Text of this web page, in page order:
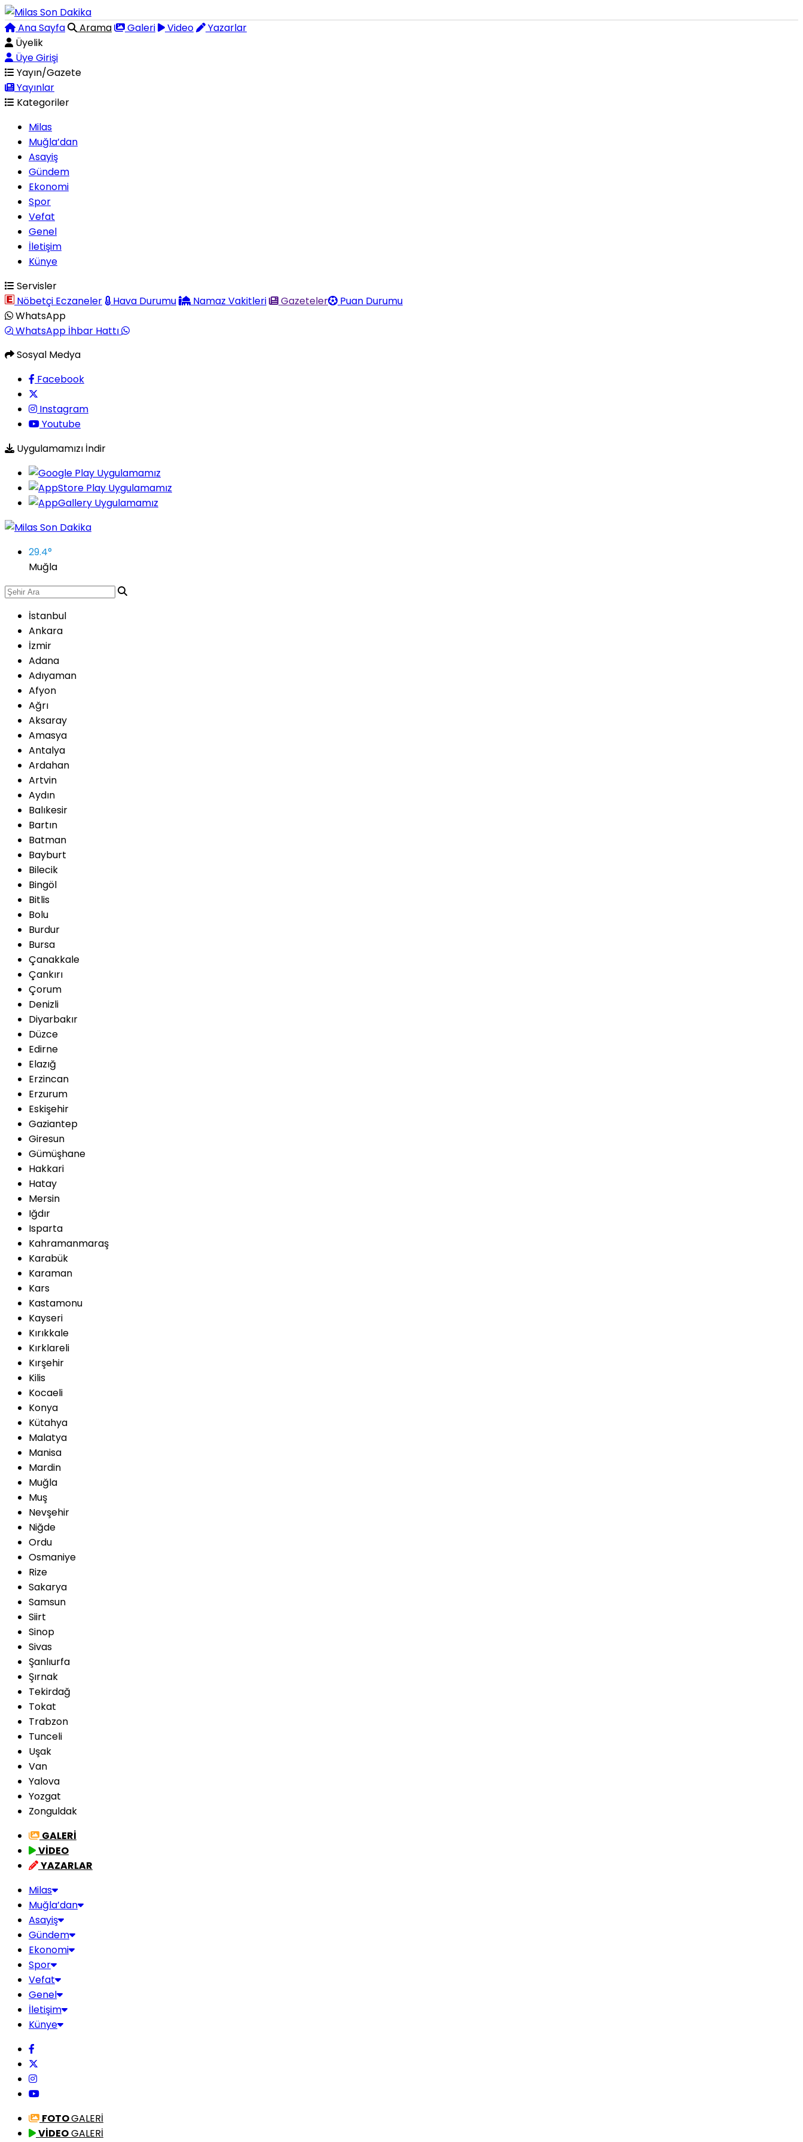
Ana Sayfa Arama Galeri Video
Yazarlar
Üyelik
Üye Girişi
Yayın/Gazete
Yayınlar
Kategoriler
Milas
Muğla’dan
Asayiş
Gündem
Ekonomi
Spor
Vefat
Genel
İletişim
Künye
Servisler
Nöbetçi Eczaneler
Hava Durumu Namaz Vakitleri Gazeteler
Puan Durumu
WhatsApp
WhatsApp İhbar Hattı
Sosyal Medya
Facebook
Instagram
Youtube
Uygulamamızı İndir
29.4°
Muğla
İstanbul
Ankara
İzmir
Adana
Adıyaman
Afyon
Ağrı
Aksaray
Amasya
Antalya
Ardahan
Artvin
Aydın
Balıkesir
Bartın
Batman
Bayburt
Bilecik
Bingöl
Bitlis
Bolu
Burdur
Bursa
Çanakkale
Çankırı
Çorum
Denizli
Diyarbakır
Düzce
Edirne
Elazığ
Erzincan
Erzurum
Eskişehir
Gaziantep
Giresun
Gümüşhane
Hakkari
Hatay
Mersin
Iğdır
Isparta
Kahramanmaraş
Karabük
Karaman
Kars
Kastamonu
Kayseri
Kırıkkale
Kırklareli
Kırşehir
Kilis
Kocaeli
Konya
Kütahya
Malatya
Manisa
Mardin
Muğla
Muş
Nevşehir
Niğde
Ordu
Osmaniye
Rize
Sakarya
Samsun
Siirt
Sinop
Sivas
Şanlıurfa
Şırnak
Tekirdağ
Tokat
Trabzon
Tunceli
Uşak
Van
Yalova
Yozgat
Zonguldak
GALERİ
VİDEO
YAZARLAR
Milas
Muğla’dan
Asayiş
Gündem
Ekonomi
Spor
Vefat
Genel
İletişim
Künye
FOTOGALERİ
VİDEOGALERİ